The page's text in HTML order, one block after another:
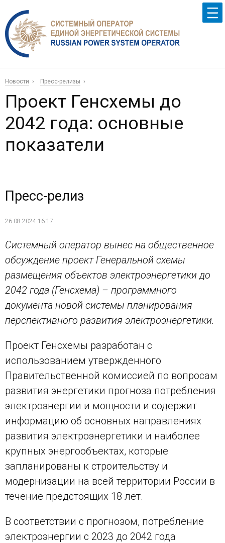
Новости Пресс-релизы
Проект Генсхемы до
2042 года: основные
показатели
Пресс-релиз
26.08.2024 16:17
Системный оператор вынес на общественное
обсуждение проект Генеральной схемы
размещения объектов электроэнергетики до
2042 года (Генсхема) – программного
документа новой системы планирования
перспективного развития электроэнергетики.
Проект Генсхемы разработан с
использованием утвержденного
Правительственной комиссией по вопросам
развития энергетики прогноза потребления
электроэнергии и мощности и содержит
информацию об основных направлениях
развития электроэнергетики и наиболее
крупных энергообъектах, которые
запланированы к строительству и
модернизации на всей территории России в
течение предстоящих 18 лет.
В соответствии с прогнозом, потребление
электроэнергии с 2023 до 2042 года